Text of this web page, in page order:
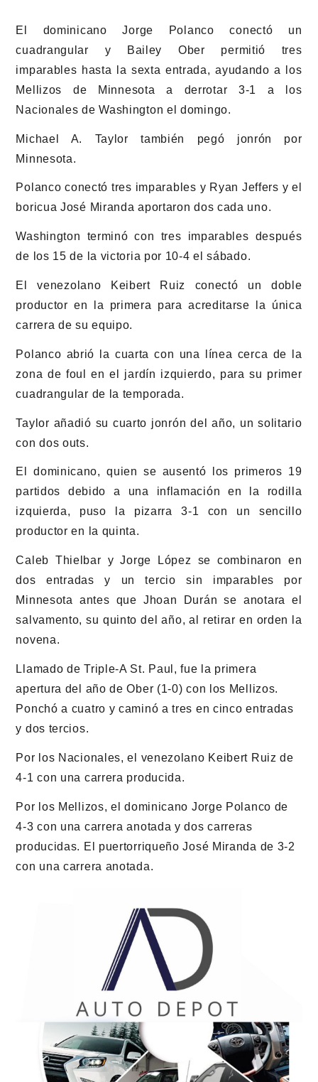
El dominicano Jorge Polanco conectó un
cuadrangular y Bailey Ober permitió tres
imparables hasta la sexta entrada, ayudando a los
Mellizos de Minnesota a derrotar 3-1 a los
Nacionales de Washington el domingo.
Michael A. Taylor también pegó jonrón por
Minnesota.
Polanco conectó tres imparables y Ryan Jeffers y el
boricua José Miranda aportaron dos cada uno.
Washington terminó con tres imparables después
de los 15 de la victoria por 10-4 el sábado.
El venezolano Keibert Ruiz conectó un doble
productor en la primera para acreditarse la única
carrera de su equipo.
Polanco abrió la cuarta con una línea cerca de la
zona de foul en el jardín izquierdo, para su primer
cuadrangular de la temporada.
Taylor añadió su cuarto jonrón del año, un solitario
con dos outs.
El dominicano, quien se ausentó los primeros 19
partidos debido a una inflamación en la rodilla
izquierda, puso la pizarra 3-1 con un sencillo
productor en la quinta.
Caleb Thielbar y Jorge López se combinaron en
dos entradas y un tercio sin imparables por
Minnesota antes que Jhoan Durán se anotara el
salvamento, su quinto del año, al retirar en orden la
novena.
Llamado de Triple-A St. Paul, fue la primera
apertura del año de Ober (1-0) con los Mellizos.
Ponchó a cuatro y caminó a tres en cinco entradas
y dos tercios.
Por los Nacionales, el venezolano Keibert Ruiz de
4-1 con una carrera producida.
Por los Mellizos, el dominicano Jorge Polanco de
4-3 con una carrera anotada y dos carreras
producidas. El puertorriqueño José Miranda de 3-2
con una carrera anotada.